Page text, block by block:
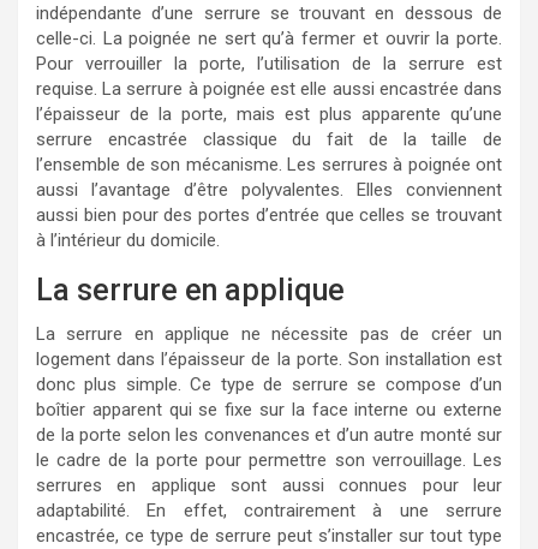
indépendante d’une serrure se trouvant en dessous de
celle-ci. La poignée ne sert qu’à fermer et ouvrir la porte.
Pour verrouiller la porte, l’utilisation de la serrure est
requise. La serrure à poignée est elle aussi encastrée dans
l’épaisseur de la porte, mais est plus apparente qu’une
serrure encastrée classique du fait de la taille de
l’ensemble de son mécanisme. Les serrures à poignée ont
aussi l’avantage d’être polyvalentes. Elles conviennent
aussi bien pour des portes d’entrée que celles se trouvant
à l’intérieur du domicile.
La serrure en applique
La serrure en applique ne nécessite pas de créer un
logement dans l’épaisseur de la porte. Son installation est
donc plus simple. Ce type de serrure se compose d’un
boîtier apparent qui se fixe sur la face interne ou externe
de la porte selon les convenances et d’un autre monté sur
le cadre de la porte pour permettre son verrouillage. Les
serrures en applique sont aussi connues pour leur
adaptabilité. En effet, contrairement à une serrure
encastrée, ce type de serrure peut s’installer sur tout type